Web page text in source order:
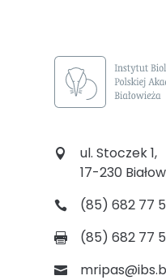
ul. Stoczek 1,
17-230
(85) 682 77
(85) 682 77